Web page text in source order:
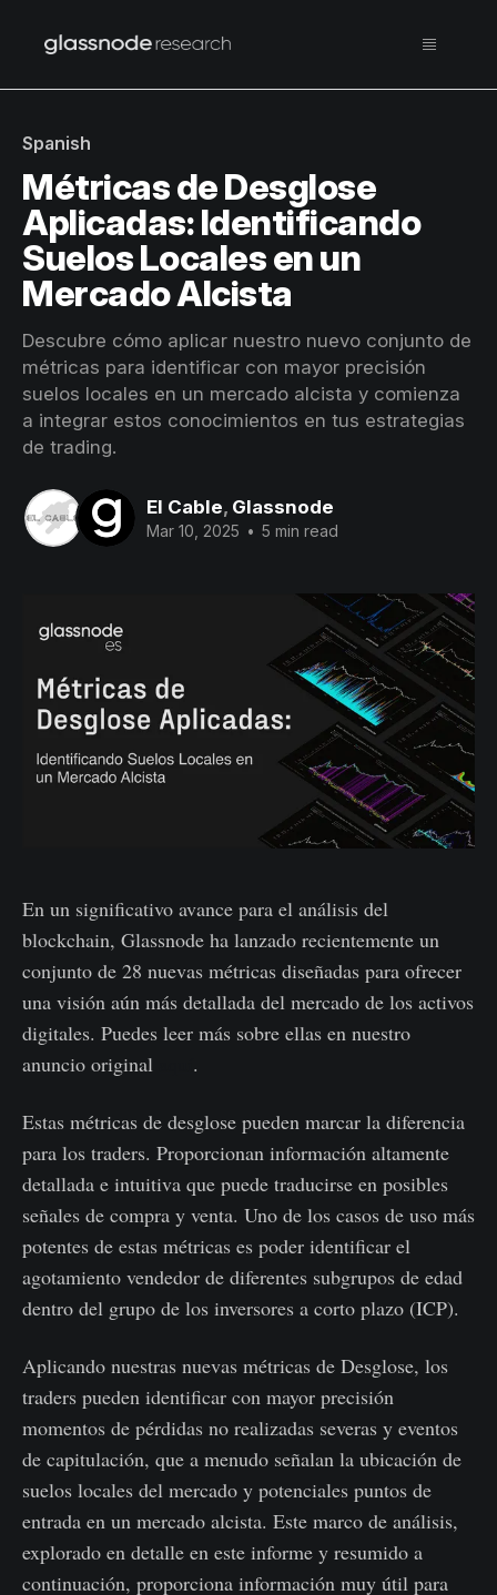
Spanish
Métricas de Desglose
Aplicadas: Identificando
Suelos Locales en un
Mercado Alcista
Descubre cómo aplicar nuestro nuevo conjunto de
métricas para identificar con mayor precisión
suelos locales en un mercado alcista y comienza
a integrar estos conocimientos en tus estrategias
de trading.
El Cable, Glassnode
Mar 10, 2025 • 5 min read
En un significativo avance para el análisis del
blockchain, Glassnode ha lanzado recientemente un
conjunto de 28 nuevas métricas diseñadas para ofrecer
una visión aún más detallada del mercado de los activos
digitales. Puedes leer más sobre ellas en nuestro
anuncio original
.
Estas métricas de desglose pueden marcar la diferencia
para los traders. Proporcionan información altamente
detallada e intuitiva que puede traducirse en posibles
señales de compra y venta. Uno de los casos de uso más
potentes de estas métricas es poder identificar el
agotamiento vendedor de diferentes subgrupos de edad
dentro del grupo de los inversores a corto plazo (ICP).
Aplicando nuestras nuevas métricas de Desglose, los
traders pueden identificar con mayor precisión
momentos de pérdidas no realizadas severas y eventos
de capitulación, que a menudo señalan la ubicación de
suelos locales del mercado y potenciales puntos de
entrada en un mercado alcista. Este marco de análisis,
explorado en detalle en este informe y resumido a
continuación, proporciona información muy útil para